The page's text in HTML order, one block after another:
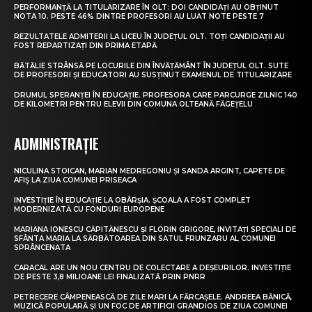
PERFORMANȚĂ LA TITULARIZARE ÎN OLT: DOI CANDIDAȚI AU OBȚINUT
NOTA 10. PESTE 46% DINTRE PROFESORI AU LUAT NOTE PESTE 7
REZULTATELE ADMITERII LA LICEU ÎN JUDEȚUL OLT. TOȚI CANDIDAȚII AU
FOST REPARTIZAȚI DIN PRIMA ETAPĂ
BĂTĂLIE STRÂNSĂ PE LOCURILE DIN ÎNVĂȚĂMÂNT ÎN JUDEȚUL OLT. SUTE
DE PROFESORI ȘI EDUCATORI AU SUSȚINUT EXAMENUL DE TITULARIZARE
DRUMUL SPERANȚEI ÎN EDUCAȚIE. PROFESORA CARE PARCURGE ZILNIC 140
DE KILOMETRI PENTRU ELEVII DIN COMUNA OLTEANĂ FĂGEȚELU
ADMINISTRAȚIE
NICULINA STOICAN, MARIAN MEDREGONIU ȘI SANDA ARGINT, CAPETE DE
AFIȘ LA ZIUA COMUNEI PRISEACA
INVESTIȚIE ÎN EDUCAȚIE LA OBÂRȘIA. ȘCOALA A FOST COMPLET
MODERNIZATĂ CU FONDURI EUROPENE
MARIANA IONESCU CĂPITĂNESCU ȘI FLORIN GRIGORE, INVITAȚI SPECIALI DE
SFÂNTA MARIA LA SĂRBĂTOAREA DIN SATUL FRUNZARU AL COMUNEI
SPRÂNCENATA
CARACAL ARE UN NOU CENTRU DE COLECTARE A DEȘEURILOR. INVESTIȚIE
DE PESTE 3,8 MILIOANE LEI FINALIZATĂ PRIN PNRR
PETRECERE CÂMPENEASCĂ DE ZILE MARI LA FĂRCAȘELE. ANDREEA BĂNICĂ,
MUZICĂ POPULARĂ ȘI UN FOC DE ARTIFICII GRANDIOS DE ZIUA COMUNEI